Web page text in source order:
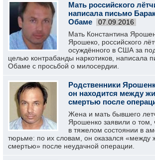
Мать российского
написала письмо
Обаме
07.09.2016
Мать Константина
Ярошеко, российского
осуждённого в США за
целью контрабанды наркотиков, написала
Обаме с просьбой о милосердии.
Родственники
он находится между
смертью после
Жена и мать бывшего
Ярошенко заявили о том,
в тяжелом состоянии в
тюрьме: по их словам, он оказался «между
смертью» после неудачной операции.